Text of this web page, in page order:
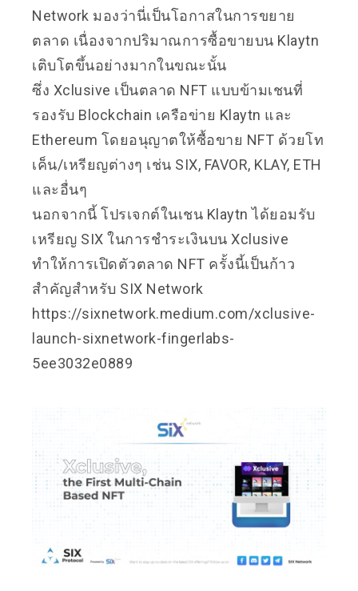
Network มองว่านี่เป็นโอกาสในการขยาย
ตลาด เนื่องจากปริมาณการซื้อขายบน Klaytn
เติบโตขึ้นอย่างมากในขณะนั้น
ซึ่ง Xclusive เป็นตลาด NFT แบบข้ามเชนที่
รองรับ Blockchain เครือข่าย Klaytn และ
Ethereum โดยอนุญาตให้ซื้อขาย NFT ด้วยโท
เค็น/เหรียญต่างๆ เช่น SIX, FAVOR, KLAY, ETH
และอื่นๆ
นอกจากนี้ โปรเจกต์ในเชน Klaytn ได้ยอมรับ
เหรียญ SIX ในการชำระเงินบน Xclusive
ทำให้การเปิดตัวตลาด NFT ครั้งนี้เป็นก้าว
สำคัญสำหรับ SIX Network
https://sixnetwork.medium.com/xclusive-
launch-sixnetwork-fingerlabs-
5ee3032e0889